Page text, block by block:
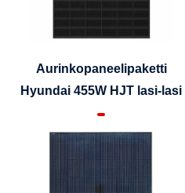
Aurinkopaneelipaketti
Hyundai 455W HJT lasi-lasi